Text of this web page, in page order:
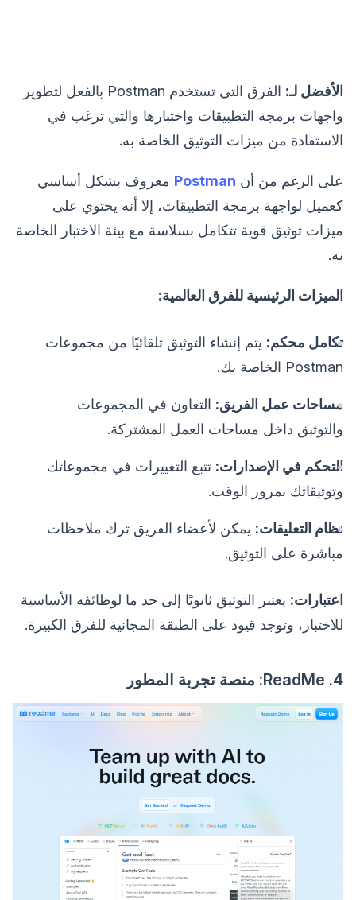
الأفضل لـ:
الفرق التي تستخدم Postman بالفعل لتطوير
واجهات برمجة التطبيقات واختبارها والتي ترغب في
الاستفادة من ميزات التوثيق الخاصة به.
على الرغم من أن Postman معروف بشكل أساسي
كعميل لواجهة برمجة التطبيقات، إلا أنه يحتوي على
ميزات توثيق قوية تتكامل بسلاسة مع بيئة الاختبار الخاصة
به.
الميزات الرئيسية للفرق العالمية:
تكامل محكم: يتم إنشاء التوثيق تلقائيًا من مجموعات
Postman الخاصة بك.
مساحات عمل الفريق: التعاون في المجموعات
والتوثيق داخل مساحات العمل المشتركة.
التحكم في الإصدارات: تتبع التغييرات في مجموعاتك
وتوثيقاتك بمرور الوقت.
نظام التعليقات: يمكن لأعضاء الفريق ترك ملاحظات
مباشرة على التوثيق.
اعتبارات: يعتبر التوثيق ثانويًا إلى حد ما لوظائفه الأساسية
للاختبار، وتوجد قيود على الطبقة المجانية للفرق الكبيرة.
4. ReadMe: منصة تجربة المطور